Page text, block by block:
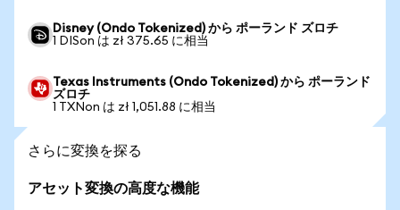
Disney (Ondo Tokenized) から ポーランド ズロチ
1 DISon は zł 375.65 に相当
Texas Instruments (Ondo Tokenized) から ポーランド
ズロチ
1 TXNon は zł 1,051.88 に相当
さらに変換を探る
アセット変換の高度な機能